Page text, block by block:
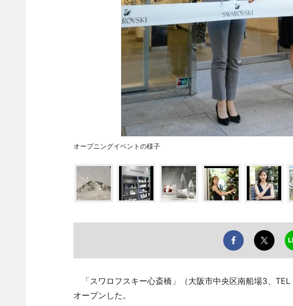
オープニングイベントの様子
「スワロフスキー心斎橋」（大阪市中央区南船場3、TEL
オープンした。